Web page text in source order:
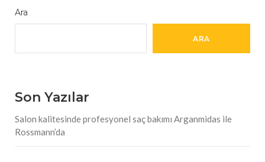
Ara
ARA
Son Yazılar
Salon kalitesinde profesyonel saç bakımı Arganmidas ile
Rossmann’da